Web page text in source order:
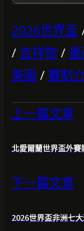
2026世界盃
/ 吉祥物 /
美國 / 賽制
上一篇文章
北愛爾蘭世界盃外
下一篇文章
2026世界盃非洲七